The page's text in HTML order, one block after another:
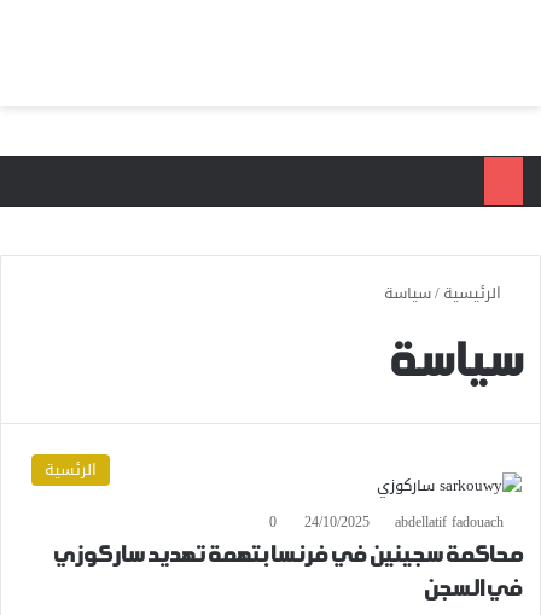
الرئيسية/سياسة
سياسة
الرئسية
abdellatif fadouach
24/10/2025
0
محاكمة سجينين في فرنسا بتهمة تهديد ساركوزي
في السجن